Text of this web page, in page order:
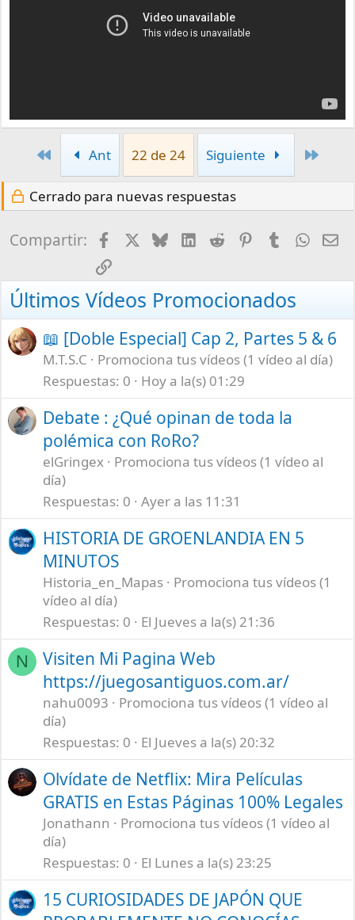
Primero
Ant 22 de 24 Siguiente
Cerrado para nuevas respuestas
Compartir: FacebookBlueskyLinkedInRedditPinterestTumblr
Enlace
Últimos Vídeos Promocionados
📖 [Doble Especial] Cap 2, Partes 5 & 6
M.T.S.C
Promociona tus vídeos (1 vídeo al día)
Respuestas 0 Hoy a la(s) 01:29
Debate : ¿Qué opinan de toda la
polémica con RoRo?
elGringex
Promociona tus vídeos (1 vídeo al
día)
Respuestas 0 Ayer a las 11:31
HISTORIA DE GROENLANDIA EN 5
MINUTOS
Historia_en_Mapas
Promociona tus vídeos (1
vídeo al día)
Respuestas 0 El Jueves a la(s) 21:36
N
Visiten Mi Pagina Web
https://juegosantiguos.com.ar/
nahu0093
Promociona tus vídeos (1 vídeo al
día)
Respuestas 0 El Jueves a la(s) 20:32
Olvídate de Netflix: Mira Películas
GRATIS en Estas Páginas 100% Legales
Jonathann
Promociona tus vídeos (1 vídeo al
día)
Respuestas 0 El Lunes a la(s) 23:25
15 CURIOSIDADES DE JAPÓN QUE